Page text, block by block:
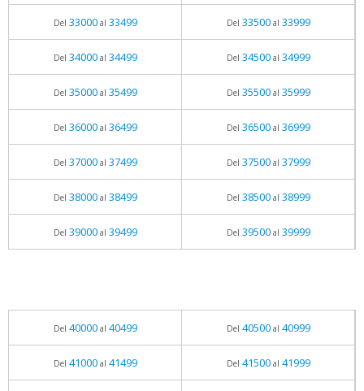
Del 33000al 33499 Del 33500al 33999
Del 34000al 34499 Del 34500al 34999
Del 35000al 35499 Del 35500al 35999
Del 36000al 36499 Del 36500al 36999
Del 37000al 37499 Del 37500al 37999
Del 38000al 38499 Del 38500al 38999
Del 39000al 39499 Del 39500al 39999
Del 40000al 40499 Del 40500al 40999
Del 41000al 41499 Del 41500al 41999